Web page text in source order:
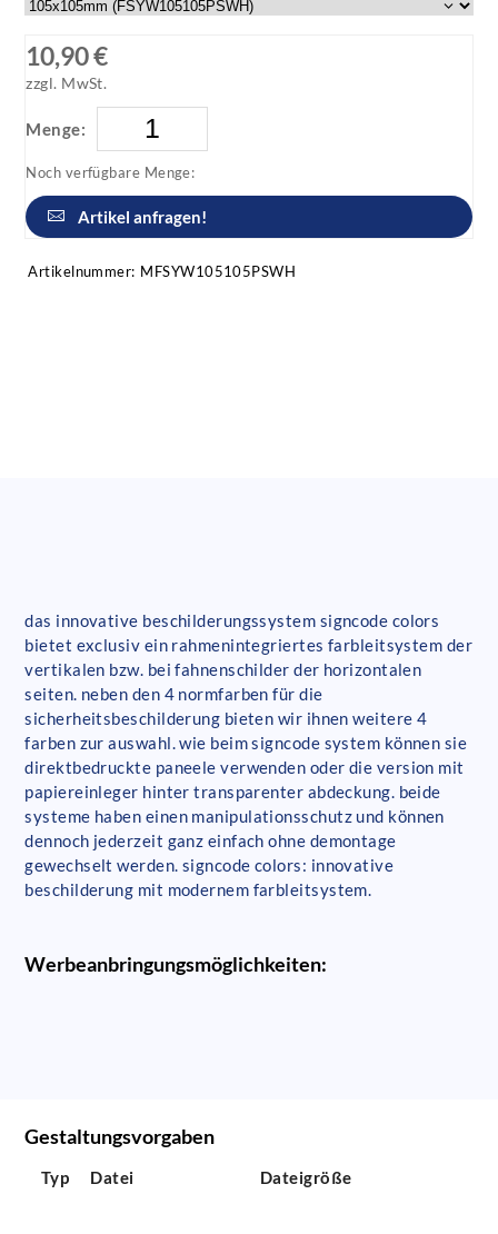
10,90 €
zzgl. MwSt.
Menge:
Noch verfügbare Menge:
Artikel anfragen!
Artikelnummer: MFSYW105105PSWH
das innovative beschilderungssystem signcode colors
bietet exclusiv ein rahmenintegriertes farbleitsystem der
vertikalen bzw. bei fahnenschilder der horizontalen
seiten. neben den 4 normfarben für die
sicherheitsbeschilderung bieten wir ihnen weitere 4
farben zur auswahl. wie beim signcode system können sie
direktbedruckte paneele verwenden oder die version mit
papiereinleger hinter transparenter abdeckung. beide
systeme haben einen manipulationsschutz und können
dennoch jederzeit ganz einfach ohne demontage
gewechselt werden. signcode colors: innovative
beschilderung mit modernem farbleitsystem.
Werbeanbringungsmöglichkeiten:
Gestaltungsvorgaben
Typ Datei Dateigröße